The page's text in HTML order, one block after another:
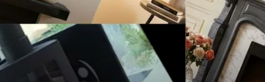
Spor Malzemeleri